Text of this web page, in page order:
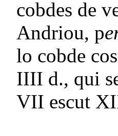
cobdes de
Andriou, p
lo cobde
IIII d., qui
VII